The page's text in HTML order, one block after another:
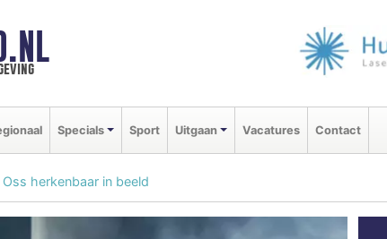
Specials Sport Uitgaan Vacatures Contact
herkenbaar in beeld